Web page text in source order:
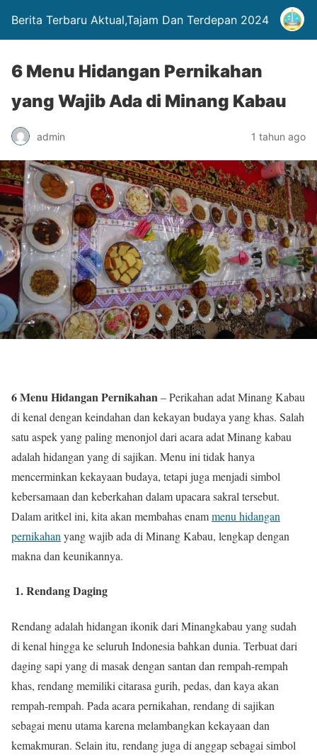
Berita Terbaru Aktual,Tajam Dan Terdepan 2024
6 Menu Hidangan Pernikahan
yang Wajib Ada di Minang Kabau
admin 1 tahun ago
6 Menu Hidangan Pernikahan– Perikahan adat Minang Kabau
di kenal dengan keindahan dan kekayan budaya yang khas. Salah
satu aspek yang paling menonjol dari acara adat Minang kabau
adalah hidangan yang di sajikan. Menu ini tidak hanya
mencerminkan kekayaan budaya, tetapi juga menjadi simbol
kebersamaan dan keberkahan dalam upacara sakral tersebut.
Dalam aritkel ini, kita akan membahas enammenu hidangan
pernikahan yang wajib ada di Minang Kabau, lengkap dengan
makna dan keunikannya.
1. Rendang Daging
Rendang adalah hidangan ikonik dari Minangkabau yang sudah
di kenal hingga ke seluruh Indonesia bahkan dunia. Terbuat dari
daging sapi yang di masak dengan santan dan rempah-rempah
khas, rendang memiliki citarasa gurih, pedas, dan kaya akan
rempah-rempah. Pada acara pernikahan, rendang di sajikan
sebagai menu utama karena melambangkan kekayaan dan
kemakmuran. Selain itu, rendang juga di anggap sebagai simbol